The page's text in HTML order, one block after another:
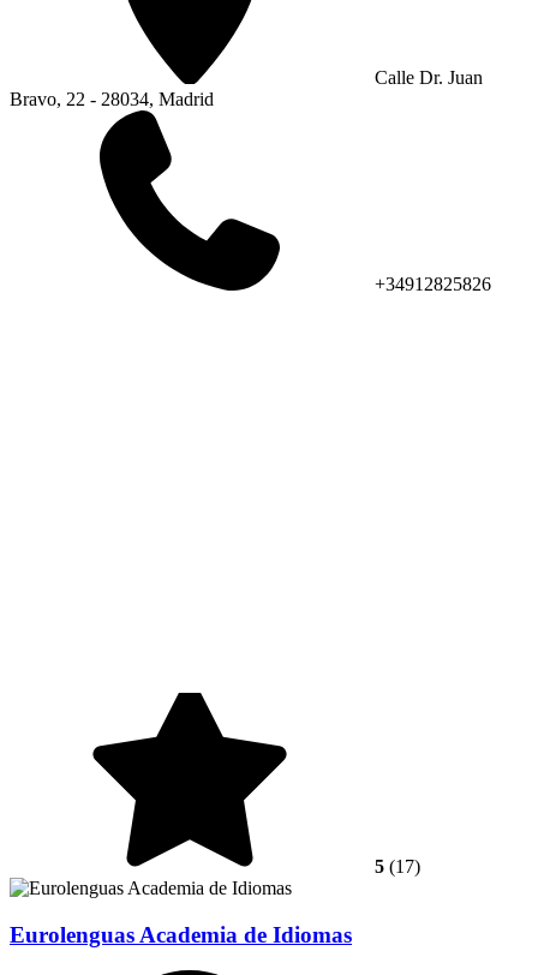
Calle Dr. Juan
Bravo, 22 - 28034, Madrid
+34912825826
5 (17)
Eurolenguas Academia de Idiomas